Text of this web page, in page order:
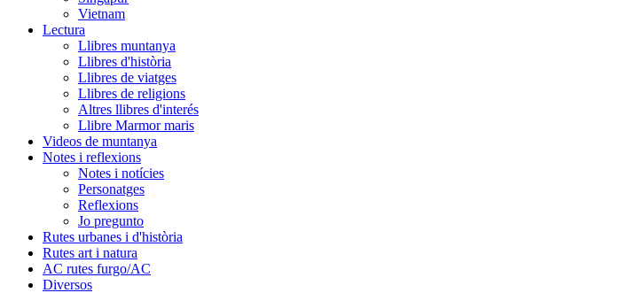
Vietnam
Lectura
Llibres muntanya
Llibres d'història
Llibres de viatges
Llibres de religions
Altres llibres d'interés
Llibre Marmor maris
Videos de muntanya
Notes i reflexions
Notes i notícies
Personatges
Reflexions
Jo pregunto
Rutes urbanes i d'història
Rutes art i natura
AC rutes furgo/AC
Diversos